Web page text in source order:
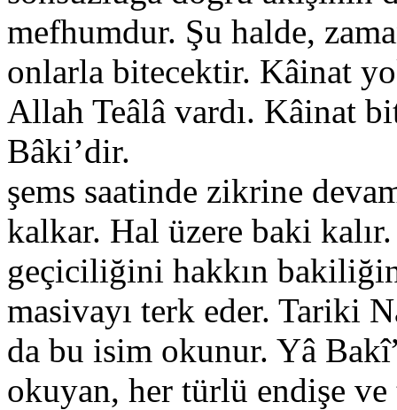
mefhumdur. Şu halde,
onlarla bitecektir. Kâinat
Allah Teâlâ vardı. Kâinat
Bâki’dir.
şems saatinde zikrine
kalkar. Hal üzere baki
geçiciliğini hakkın
masivayı terk eder. Tariki
da bu isim okunur. Yâ
okuyan, her türlü endişe